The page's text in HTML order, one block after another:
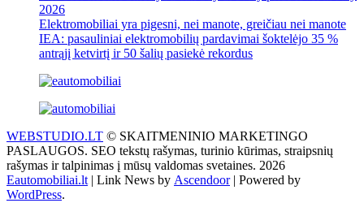
2026
Elektromobiliai yra pigesni, nei manote, greičiau nei manote
IEA: pasauliniai elektromobilių pardavimai šoktelėjo 35 %
antrąjį ketvirtį ir 50 šalių pasiekė rekordus
WEBSTUDIO.LT © SKAITMENINIO MARKETINGO
PASLAUGOS. SEO tekstų rašymas, turinio kūrimas, straipsnių
rašymas ir talpinimas į mūsų valdomas svetaines. 2026
Eautomobiliai.lt | Link News by Ascendoor| Powered by
WordPress.